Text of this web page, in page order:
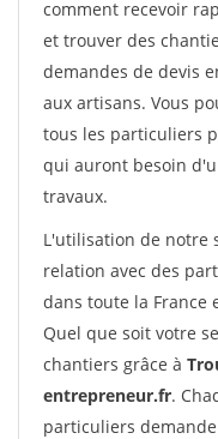
comment recevoir
et trouver des
demandes de devis
aux artisans. Vous
tous les particuliers
qui auront besoin
travaux.
L'utilisation de notre
relation avec des
dans toute la France
Quel que soit votre
chantiers grâce à
entrepreneur.fr.
particuliers